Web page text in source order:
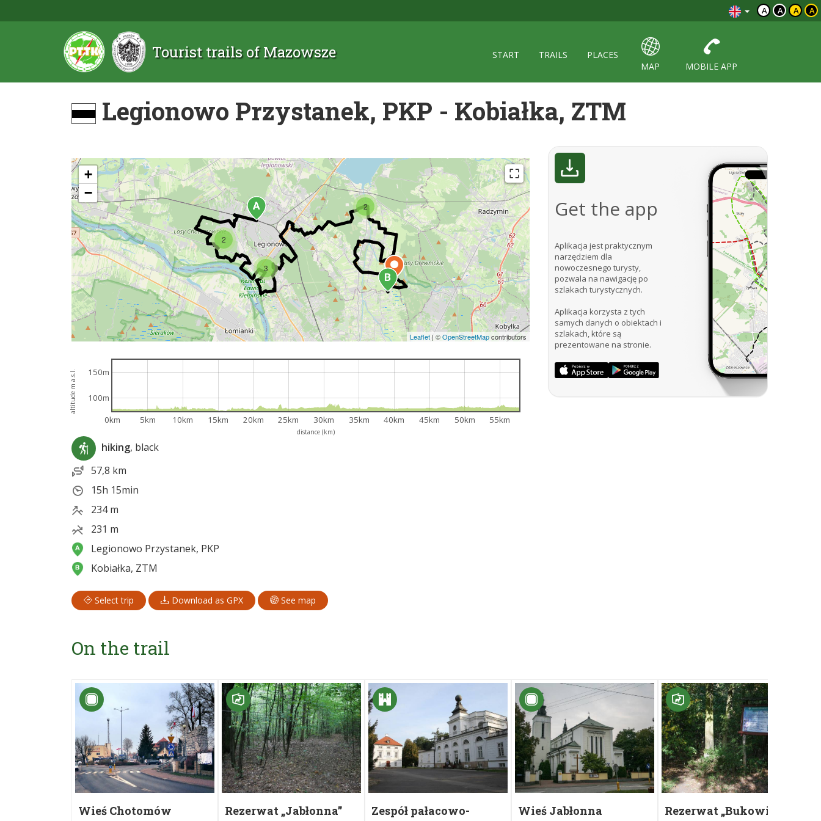
A A A A
Tourist trails of Mazowsze START TRAILS
PLACES
MAP
MOBILE APP
Legionowo Przystanek, PKP - Kobiałka, ZTM
2
3
2
+
−
Leaflet | ©OpenStreetMapcontributors
distance (km)
altitude m a.s.l.
0km 5km 10km 15km 20km 25km 30km 35km 40km 45km 50km 55km
100m
150m
hiking, black
57,8 km
15h 15min
234 m
231 m
Legionowo Przystanek, PKP
Kobiałka, ZTM
Select trip Download as GPX See map
Get the app
Aplikacja jest praktycznym
narzędziem dla
nowoczesnego turysty,
pozwala na nawigację po
szlakach turystycznych.
Aplikacja korzysta z tych
samych danych o obiektach i
szlakach, które są
prezentowane na stronie.
On the trail
Wieś Chotomów Rezerwat „Jabłonna” Zespół pałacowo- Wieś Jabłonna Rezerwat „Bukowiec”